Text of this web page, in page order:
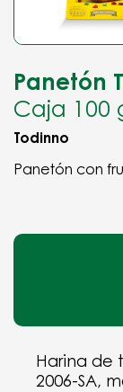
Panetón
Caja 100
Todinno
Panetón con
Harina de
2006-SA,